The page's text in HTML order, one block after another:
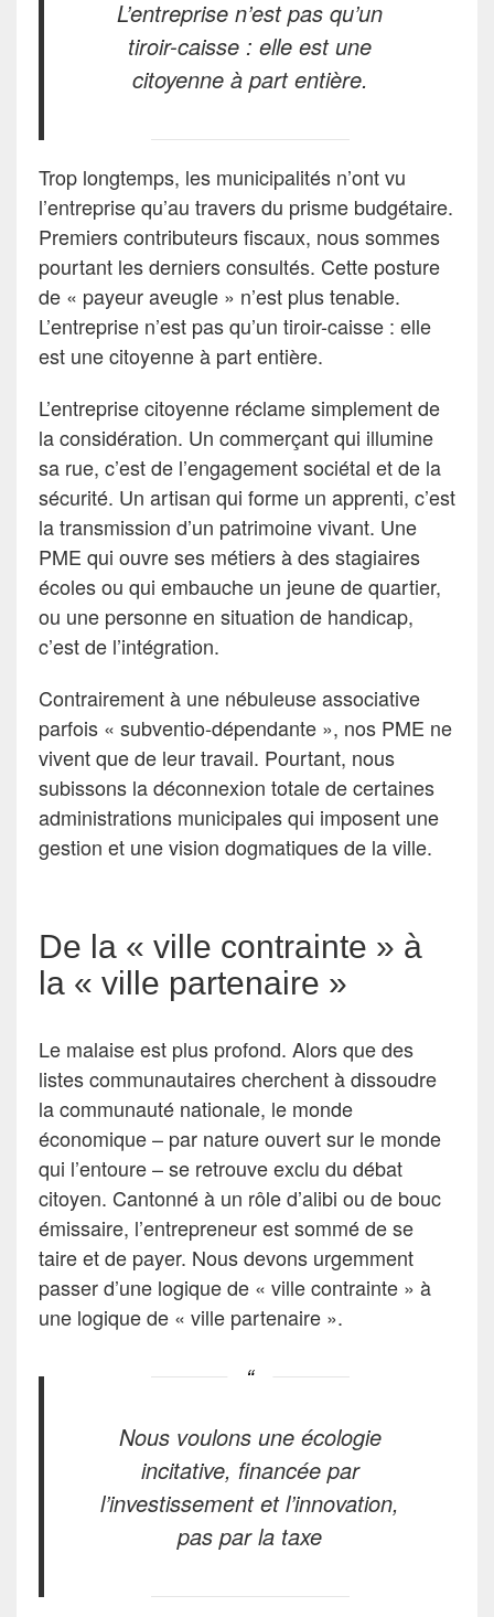
L’entreprise n’est pas qu’un
tiroir-caisse : elle est une
citoyenne à part entière.
Trop longtemps, les municipalités n’ont vu
l’entreprise qu’au travers du prisme budgétaire.
Premiers contributeurs fiscaux, nous sommes
pourtant les derniers consultés. Cette posture
de « payeur aveugle » n’est plus tenable.
L’entreprise n’est pas qu’un tiroir-caisse : elle
est une citoyenne à part entière.
L’entreprise citoyenne réclame simplement de
la considération. Un commerçant qui illumine
sa rue, c’est de l’engagement sociétal et de la
sécurité. Un artisan qui forme un apprenti, c’est
la transmission d’un patrimoine vivant. Une
PME qui ouvre ses métiers à des stagiaires
écoles ou qui embauche un jeune de quartier,
ou une personne en situation de handicap,
c’est de l’intégration.
Contrairement à une nébuleuse associative
parfois « subventio-dépendante », nos PME ne
vivent que de leur travail. Pourtant, nous
subissons la déconnexion totale de certaines
administrations municipales qui imposent une
gestion et une vision dogmatiques de la ville.
De la « ville contrainte » à
la « ville partenaire »
Le malaise est plus profond. Alors que des
listes communautaires cherchent à dissoudre
la communauté nationale, le monde
économique – par nature ouvert sur le monde
qui l’entoure – se retrouve exclu du débat
citoyen. Cantonné à un rôle d’alibi ou de bouc
émissaire, l’entrepreneur est sommé de se
taire et de payer. Nous devons urgemment
passer d’une logique de « ville contrainte » à
une logique de « ville partenaire ».
Nous voulons une écologie
incitative, financée par
l’investissement et l’innovation,
pas par la taxe